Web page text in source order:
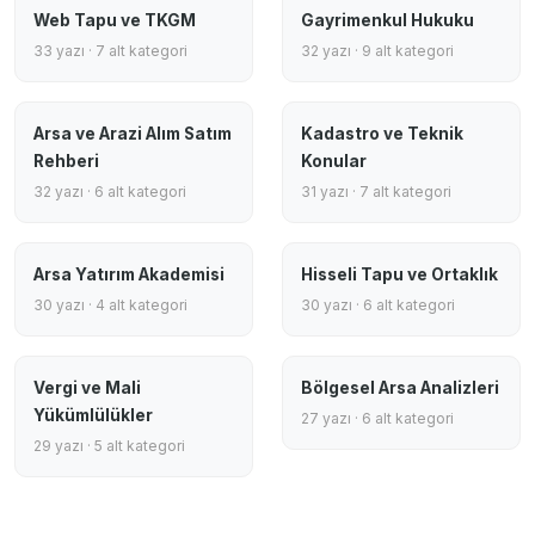
Web Tapu ve TKGM
33 yazı · 7 alt kategori
Gayrimenkul Hukuku
32 yazı · 9 alt kategori
Arsa ve Arazi Alım Satım
Rehberi
32 yazı · 6 alt kategori
Kadastro ve Teknik
Konular
31 yazı · 7 alt kategori
Arsa Yatırım Akademisi
30 yazı · 4 alt kategori
Hisseli Tapu ve Ortaklık
30 yazı · 6 alt kategori
Vergi ve Mali
Yükümlülükler
29 yazı · 5 alt kategori
Bölgesel Arsa Analizleri
27 yazı · 6 alt kategori